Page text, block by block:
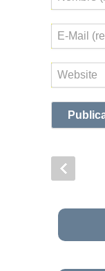
Correo
electrónico
Web